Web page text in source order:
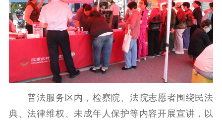
用
新闻出版
精品出版 全民阅读
出版监管
扫黄打非
电影创作 电影市场
普法服务区内，检察院、法院志愿者围绕民法
典、法律维权、未成年人保护等内容开展宣讲，以